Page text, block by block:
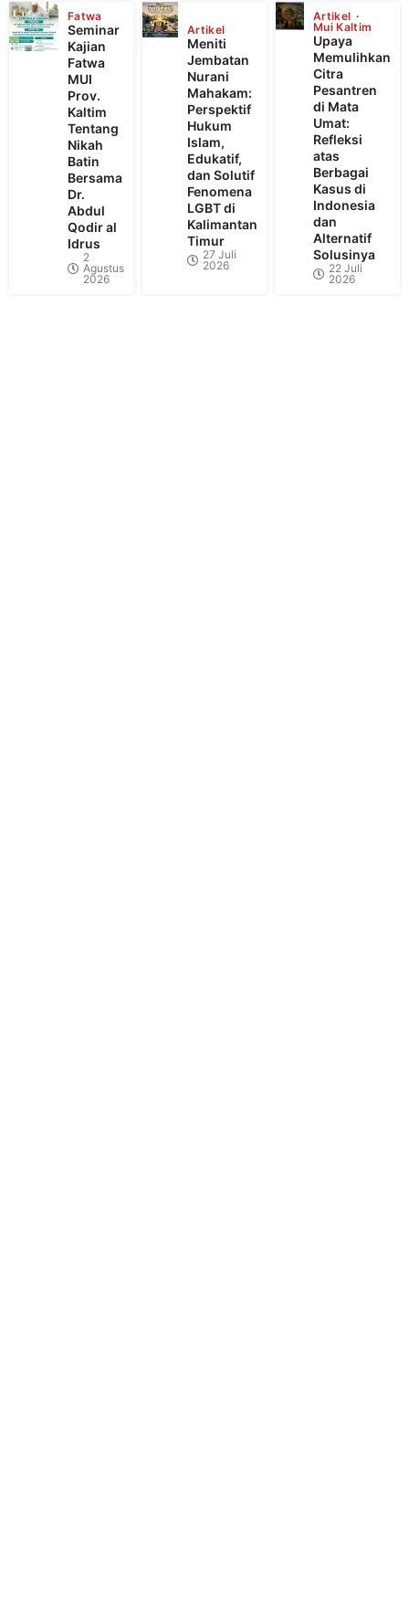
Fatwa
Seminar
Kajian
Fatwa
MUI
Prov.
Kaltim
Tentang
Nikah
Batin
Bersama
Dr.
Abdul
Qodir al
Idrus
2
Agustus
2026
Artikel
Meniti
Jembatan
Nurani
Mahakam:
Perspektif
Hukum
Islam,
Edukatif,
dan Solutif
Fenomena
LGBT di
Kalimantan
Timur
27 Juli
2026
Artikel
Mui Kaltim
Upaya
Memulihkan
Citra
Pesantren
di Mata
Umat:
Refleksi
atas
Berbagai
Kasus di
Indonesia
dan
Alternatif
Solusinya
22 Juli
2026